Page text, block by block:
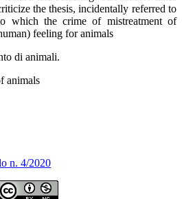
the thesis, incidentally referred to
which the crime of mistreatment of
feeling for animals
di animali.
animals
n. 4/2020